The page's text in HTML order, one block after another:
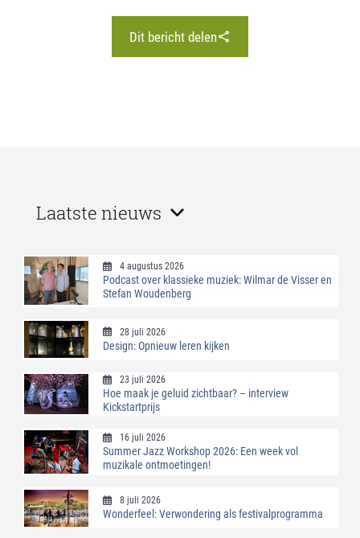
Dit bericht delen
Laatste nieuws
4 augustus 2026
Podcast over klassieke muziek: Wilmar de Visser en
Stefan Woudenberg
28 juli 2026
Design: Opnieuw leren kijken
23 juli 2026
Hoe maak je geluid zichtbaar? – interview
Kickstartprijs
16 juli 2026
Summer Jazz Workshop 2026: Een week vol
muzikale ontmoetingen!
8 juli 2026
Wonderfeel: Verwondering als festivalprogramma